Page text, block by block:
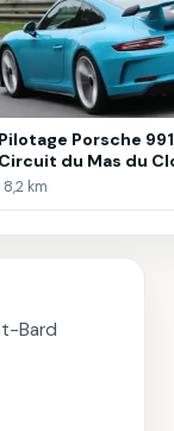
Pilotage Porsche
Circuit du Mas du
· 8,2 km
Bard